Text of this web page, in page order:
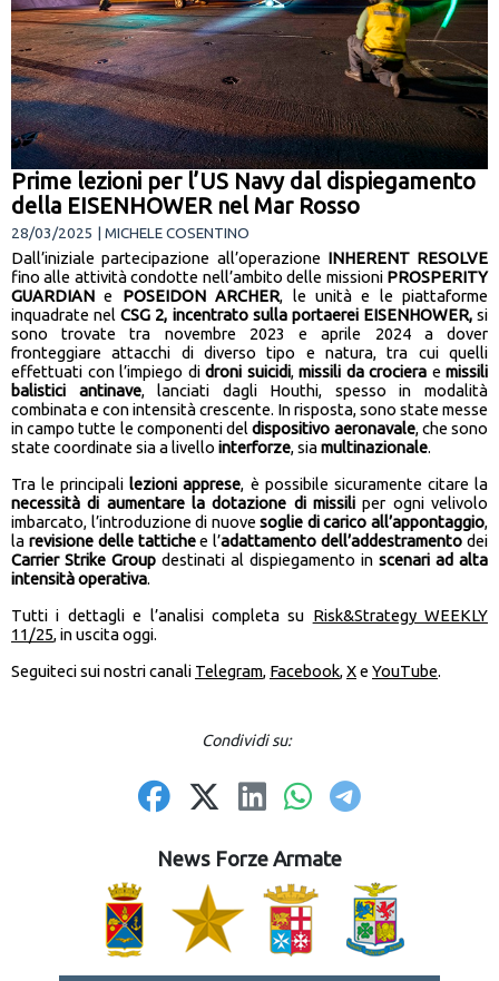
Prime lezioni per l’US Navy dal dispiegamento
della EISENHOWER nel Mar Rosso
28/03/2025 | MICHELE COSENTINO
Dall’iniziale partecipazione all’operazione INHERENT RESOLVE
fino alle attività condotte nell’ambito delle missioni PROSPERITY
GUARDIAN e POSEIDON ARCHER, le unità e le piattaforme
inquadrate nelCSG 2, incentrato sulla portaerei EISENHOWER,si
sono trovate tra novembre 2023 e aprile 2024 a dover
fronteggiare attacchi di diverso tipo e natura, tra cui quelli
effettuati con l’impiego di droni suicidi, missili da crociera e missili
balistici antinave, lanciati dagli Houthi, spesso in modalità
combinata e con intensità crescente. In risposta, sono state messe
in campo tutte le componenti deldispositivo aeronavale, che sono
state coordinate sia a livello interforze, siamultinazionale.
Tra le principalilezioni apprese, è possibile sicuramente citare la
necessità di aumentare la dotazione di missili per ogni velivolo
imbarcato, l’introduzione di nuovesoglie di carico all’appontaggio,
la revisione delle tattichee l’adattamento dell’addestramento dei
Carrier Strike Group destinati al dispiegamento in scenari ad alta
intensità operativa.
Tutti i dettagli e l’analisi completa su Risk&Strategy WEEKLY
11/25, in uscita oggi.
Seguiteci sui nostri canali Telegram, Facebook,Xe YouTube.
Condividi su:
News Forze Armate